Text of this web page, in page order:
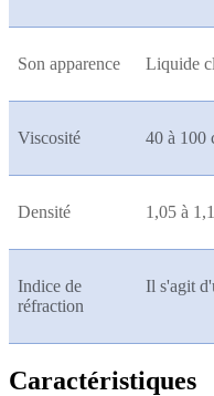
Son apparence Liquide
Viscosité 40 à 100
Densité 1,05 à
Indice de
réfraction
Il s'agit
Caractéristiques